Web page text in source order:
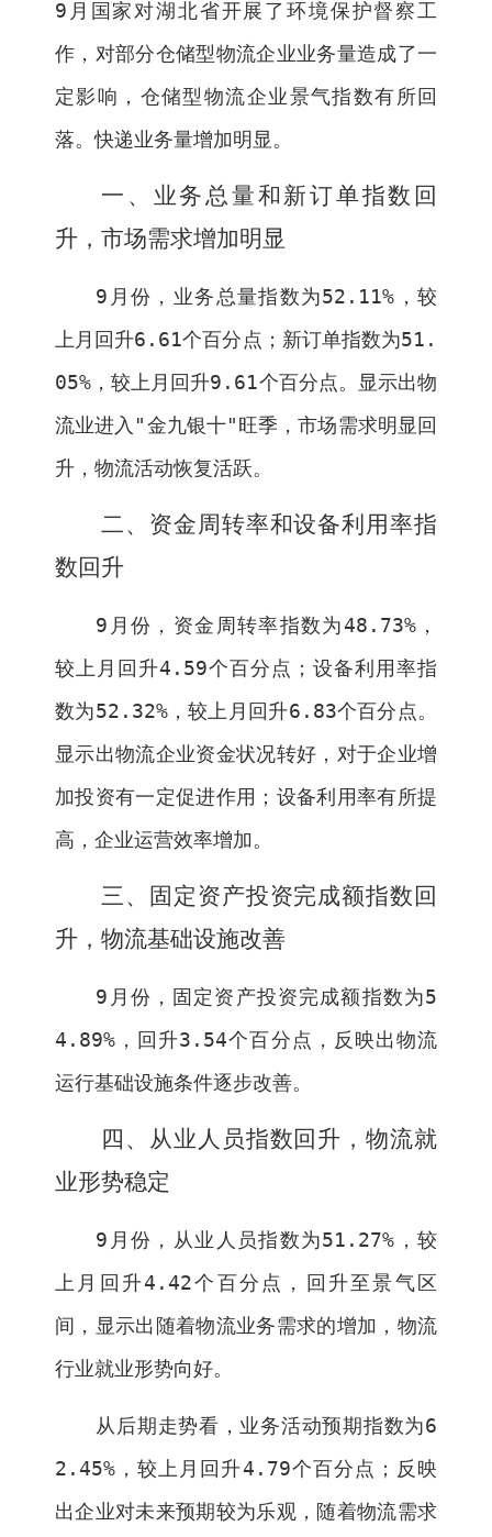
9 月国家对湖北省开展了环境保护督察工
作，对部分仓储型物流企业业务量造成了一
定影响，仓储型物流企业景气指数有所回
落。快递业务量增加明显。
一、 业务总量和新订单指数回
升，市场需求增加明显
9 月份，业务总量指数为52.11% ，较
上月回升6.61个百分点；新订单指数为51.
05% ，较上月回升9.61个百分点。显示出物
流业进入"金九银十"旺季，市场需求明显回
升，物流活动恢复活跃。
二、资金周转率和设备利用率指
数回升
9 月份，资金周转率指数为48.73%，
较上月回升4.59个百分点；设备利用率指
数为52.32%，较上月回升6.83个百分点。
显示出物流企业资金状况转好，对于企业增
加投资有一定促进作用；设备利用率有所提
高，企业运营效率增加。
三、固定资产投资完成额指数回
升，物流基础设施改善
9 月份，固定资产投资完成额指数为5
4.89% ，回升3.54个百分点，反映出物流
运行基础设施条件逐步改善。
四、从业人员指数回升，物流就
业形势稳定
9 月份，从业人员指数为51.27% ，较
上月回升4.42个百分点，回升至景气区
间，显示出随着物流业务需求的增加，物流
行业就业形势向好。
从后期走势看，业务活动预期指数为6
2.45% ，较上月回升4.79个百分点；反映
出企业对未来预期较为乐观，随着物流需求